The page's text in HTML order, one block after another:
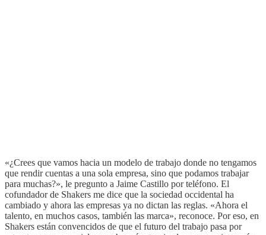
«¿Crees que vamos hacia un modelo de trabajo donde no tengamos
que rendir cuentas a una sola empresa, sino que podamos trabajar
para muchas?», le pregunto a Jaime Castillo por teléfono. El
cofundador de Shakers me dice que la sociedad occidental ha
cambiado y ahora las empresas ya no dictan las reglas. «Ahora el
talento, en muchos casos, también las marca», reconoce. Por eso, en
Shakers están convencidos de que el futuro del trabajo pasa por